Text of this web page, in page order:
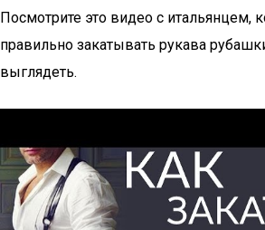
Посмотрите это видео с итальянцем,
правильно закатывать рукава
выглядеть.